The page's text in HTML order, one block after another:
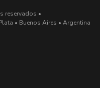
reservados •
• Buenos Aires • Argentina